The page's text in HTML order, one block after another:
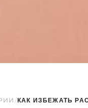
/КАК ИЗБЕЖАТЬ